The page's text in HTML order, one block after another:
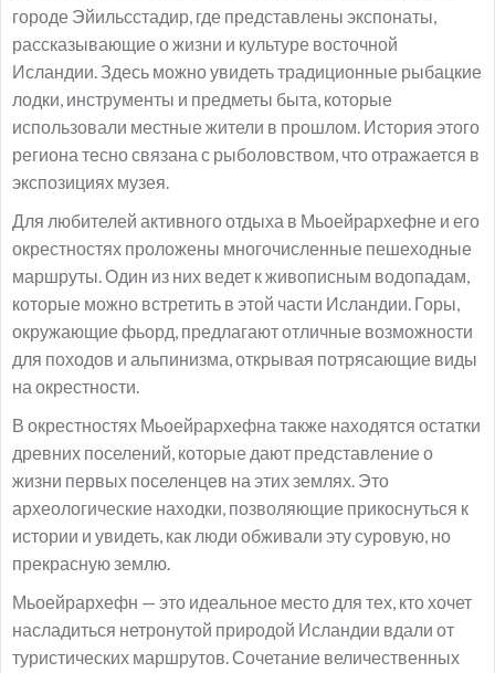
городе Эйильсстадир, где представлены экспонаты,
рассказывающие о жизни и культуре восточной
Исландии. Здесь можно увидеть традиционные рыбацкие
лодки, инструменты и предметы быта, которые
использовали местные жители в прошлом. История этого
региона тесно связана с рыболовством, что отражается в
экспозициях музея.
Для любителей активного отдыха в Мьоейрархефне и его
окрестностях проложены многочисленные пешеходные
маршруты. Один из них ведет к живописным водопадам,
которые можно встретить в этой части Исландии. Горы,
окружающие фьорд, предлагают отличные возможности
для походов и альпинизма, открывая потрясающие виды
на окрестности.
В окрестностях Мьоейрархефна также находятся остатки
древних поселений, которые дают представление о
жизни первых поселенцев на этих землях. Это
археологические находки, позволяющие прикоснуться к
истории и увидеть, как люди обживали эту суровую, но
прекрасную землю.
Мьоейрархефн — это идеальное место для тех, кто хочет
насладиться нетронутой природой Исландии вдали от
туристических маршрутов. Сочетание величественных